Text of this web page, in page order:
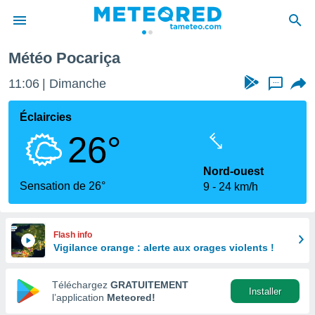
de
Météo Pocariça
11:06 Dimanche ...
Éclaircies
26°
Sensation de 26°
Nord-ouest
9
24 km/h
Flash info
Vigilance orange : alerte aux orages violents !
Téléchargez GRATUITEMENT
l’application Meteored!
Installer